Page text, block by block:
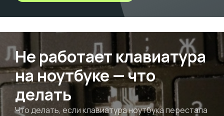
Не работает клавиатура
на ноутбуке — что
делать
Что делать, если клавиатура ноутбука перестала